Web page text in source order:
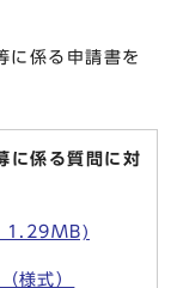
に係る申請書を
に係る質問に対
1.29MB)
様式）